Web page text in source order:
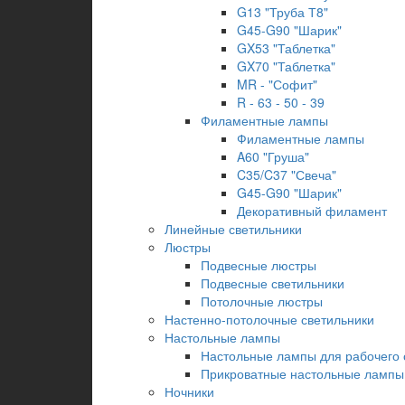
G13 "Труба Т8"
G45-G90 "Шарик"
GX53 "Таблетка"
GX70 "Таблетка"
MR - "Софит"
R - 63 - 50 - 39
Филаментные лампы
Филаментные лампы
A60 "Груша"
C35/C37 "Свеча"
G45-G90 "Шарик"
Декоративный филамент
Линейные светильники
Люстры
Подвесные люстры
Подвесные светильники
Потолочные люстры
Настенно-потолочные светильники
Настольные лампы
Настольные лампы для рабочего
Прикроватные настольные лампы
Ночники